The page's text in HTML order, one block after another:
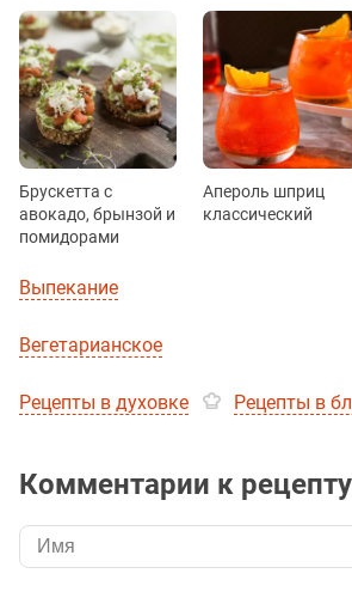
Брускетта с
авокадо, брынзой и
помидорами
Апероль шприц
классический
Выпекание
Вегетарианское
Рецепты в духовке Рецепты в
Комментарии к рецепту